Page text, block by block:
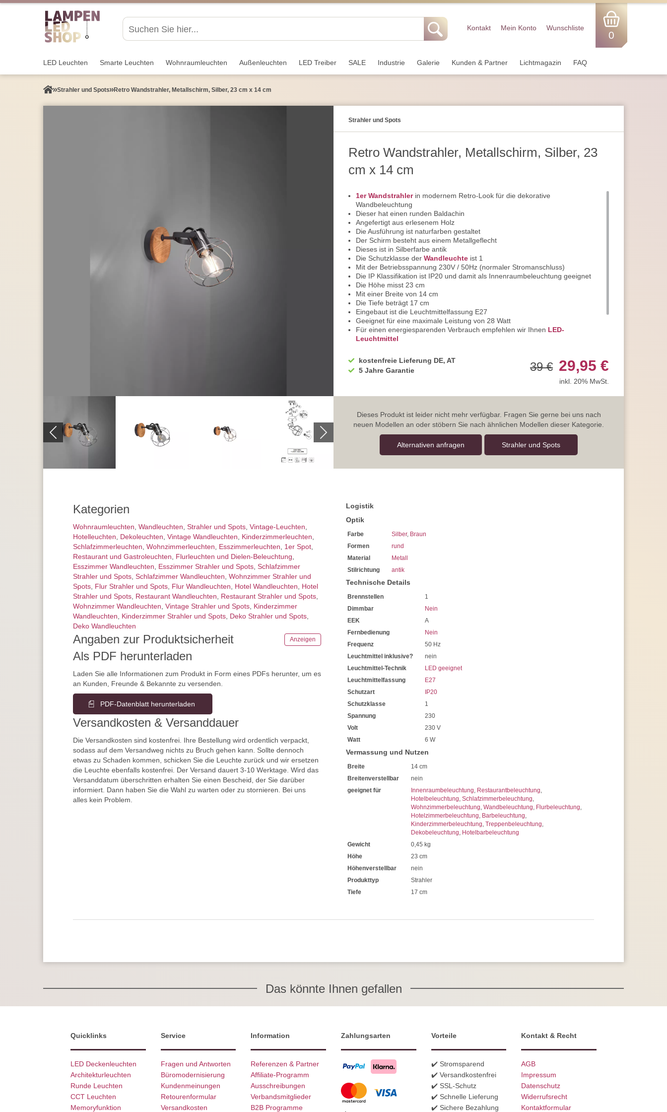
Kontakt Mein Konto Wunschliste
0
LED Leuchten Smarte Leuchten Wohnraum­leuchten Außen­leuchten LED Treiber SALE Industrie Galerie Kunden & Partner Lichtmagazin FAQ
Strahler und Spots Retro Wandstrahler, Metallschirm, Silber, 23 cm x 14 cm
Strahler und Spots
Retro Wandstrahler, Metallschirm, Silber, 23
cm x 14 cm
1er Wandstrahlerin modernem Retro-Look für die dekorative
Wandbeleuchtung
Dieser hat einen runden Baldachin
Angefertigt aus erlesenem Holz
Die Ausführung ist naturfarben gestaltet
Der Schirm besteht aus einem Metallgeflecht
Dieses ist in Silberfarbe antik
Die Schutzklasse der Wandleuchte ist 1
Mit der Betriebsspannung 230V / 50Hz (normaler Stromanschluss)
Die IP Klassifikation ist IP20 und damit als Innenraumbeleuchtung geeignet
Die Höhe misst 23 cm
Mit einer Breite von 14 cm
Die Tiefe beträgt 17 cm
Eingebaut ist die Leuchtmittelfassung E27
Geeignet für eine maximale Leistung von 28 Watt
Für einen energiesparenden Verbrauch empfehlen wir Ihnen LED-
Leuchtmittel
Sie haben bei uns 5 Jahre Garantie, statt der üblichen 2 Jahre
Bei Fragen, zögern Sie nicht und kontaktieren Sie uns jederzeit
Wir freuen uns auf Ihre Anfragen
kostenfreie Lieferung DE, AT
5 Jahre Garantie
39 € 29,95 €
inkl. 20% MwSt.
Dieses Produkt ist leider nicht mehr verfügbar. Fragen Sie gerne bei uns nach
neuen Modellen an oder stöbern Sie nach ähnlichen Modellen dieser Kategorie.
Alternativen anfragen Strahler und Spots
Kategorien
Wohnraum­leuchten, Wand­leuchten, Strahler und Spots, Vintage-Leuchten,
Hotelleuchten, Dekoleuchten, Vintage Wandleuchten, Kinderzimmer­leuchten,
Schlafzimmer­leuchten, Wohnzimmer­leuchten, Esszimmer­­leuchten, 1er Spot,
Restaurant und Gastroleuchten, Flurleuchten und Dielen-Beleuchtung,
Esszimmer Wandleuchten, Esszimmer Strahler und Spots, Schlafzimmer
Strahler und Spots, Schlafzimmer Wandleuchten, Wohnzimmer Strahler und
Spots, Flur Strahler und Spots, Flur Wandleuchten, Hotel Wandleuchten, Hotel
Strahler und Spots, Restaurant Wandleuchten, Restaurant Strahler und Spots,
Wohnzimmer Wandleuchten, Vintage Strahler und Spots, Kinderzimmer
Wandleuchten, Kinderzimmer Strahler und Spots, Deko Strahler und Spots,
Deko Wandleuchten
Angaben zur Produktsicherheit Anzeigen
Als PDF herunterladen
Laden Sie alle Informationen zum Produkt in Form eines PDFs herunter, um es
an Kunden, Freunde & Bekannte zu versenden.
PDF-Datenblatt herunterladen
Versandkosten & Versanddauer
Die Versandkosten sind kostenfrei. Ihre Bestellung wird ordentlich verpackt,
sodass auf dem Versandweg nichts zu Bruch gehen kann. Sollte dennoch
etwas zu Schaden kommen, schicken Sie die Leuchte zurück und wir ersetzen
die Leuchte ebenfalls kostenfrei. Der Versand dauert 3-10 Werktage. Wird das
Versanddatum überschritten erhalten Sie einen Bescheid, der Sie darüber
informiert. Dann haben Sie die Wahl zu warten oder zu stornieren. Bei uns
alles kein Problem.
Logistik
Optik
Farbe Silber, Braun
Formen
rund
Material
Metall
Stilrichtung
antik
Technische Details
Brennstellen
1
Dimmbar
Nein
EEK
A
Fernbedienung
Nein
Frequenz
50 Hz
Leuchtmittel inklusive?
nein
Leuchtmittel-Technik
LED geeignet
Leuchtmittelfassung
E27
Schutzart
IP20
Schutzklasse
1
Spannung
230
Volt
230 V
Watt
6 W
Vermassung und Nutzen
Breite
14 cm
Breitenverstellbar
nein
geeignet für
Innenraumbeleuchtung, Restaurantbeleuchtung,
Hotelbeleuchtung, Schlafzimmerbeleuchtung,
Wohnzimmerbeleuchtung, Wandbeleuchtung, Flurbeleuchtung,
Hotelzimmerbeleuchtung, Barbeleuchtung,
Kinderzimmerbeleuchtung, Treppenbeleuchtung,
Dekobeleuchtung, Hotelbarbeleuchtung
Gewicht
0,45 kg
Höhe
23 cm
Höhenverstellbar
nein
Produkttyp
Strahler
Tiefe
17 cm
Das könnte Ihnen gefallen
Quicklinks
LED Deckenleuchten
Architekturleuchten
Runde Leuchten
CCT Leuchten
Memoryfunktion
Service
Fragen und Antworten
Büromodernisierung
Kundenmeinungen
Retourenformular
Versandkosten
Information
Referenzen & Partner
Affiliate-Programm
Ausschreibungen
Verbandsmitglieder
B2B Programme
Zahlungsarten Vorteile
✔️ Stromsparend
✔️ Versandkostenfrei
✔️ SSL-Schutz
✔️ Schnelle Lieferung
✔️ Sichere Bezahlung
Kontakt & Recht
AGB
Impressum
Datenschutz
Widerrufsrecht
Kontaktformular